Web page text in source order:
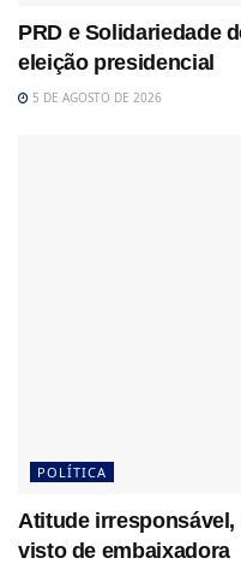
PRD e Solidariedade
eleição presidencial
5 DE AGOSTO DE 2026
POLÍTICA
Atitude
visto de embaixadora